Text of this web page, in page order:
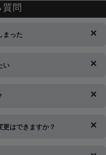
問
まった
が可能です。
い
後以降のご連絡やキャンセル
が間に合わない場合は変更、
キャリア決済・おねだり決
はできますか？